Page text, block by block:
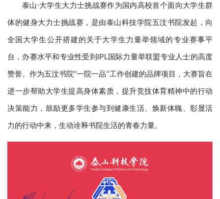
泰山·大学生大力士挑战赛作为国内高校首个面向大学生群
体的健身大力士挑战赛，是由泰山科技学院五汶书院发起，向
全国大学生公开搭建的关于大学生力量举领域的专业赛事平
台，办赛水平和专业性受到IPL国际力量举联盟专业人士的高度
赞誉。作为五汶书院“一院一品”工作创建的品牌项目，大赛旨在
进一步帮助大学生提高身体素质，提升竞技体育精神中的行动
决策能力，鼓励更多学生参与到健康生活、焕新体魄、彰显活
力的行动中来，生动诠释书院生活的青春力量。